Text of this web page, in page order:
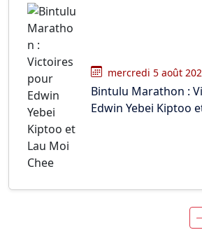
mercredi 5 août
Bintulu Marathon :
Edwin Yebei Kiptoo